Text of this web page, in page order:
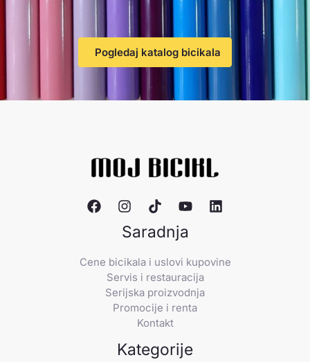
Pogledaj katalog bicikala
Saradnja
Cene bicikala i uslovi kupovine
Servis i restauracija
Serijska proizvodnja
Promocije i renta
Kontakt
Kategorije